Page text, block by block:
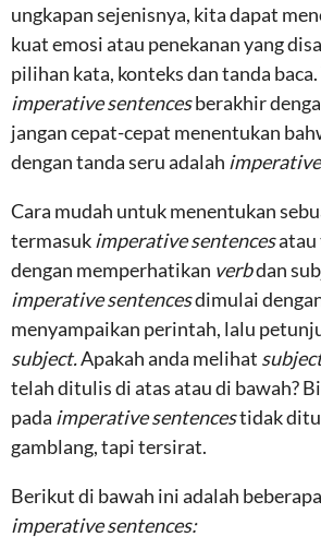
ungkapan sejenisnya, kita dapat
kuat emosi atau penekanan yang
pilihan kata, konteks dan tanda
imperative sentencesberakhir
jangan cepat-cepat menentukan
dengan tanda seru adalah
Cara mudah untuk menentukan
termasukimperative sentencesatau
dengan memperhatikan verbdan
imperative sentencesdimulai
menyampaikan perintah, lalu
subject.Apakah anda melihat
telah ditulis di atas atau di bawah?
pada imperative sentencestidak
gamblang, tapi tersirat.
Berikut di bawah ini adalah
imperative sentences: